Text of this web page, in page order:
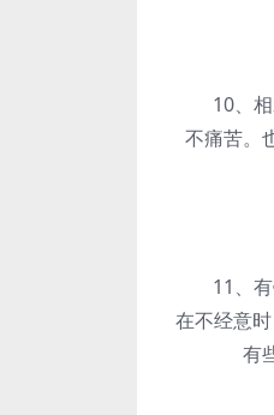
10、相
不痛苦。
11、有错
在不经意
有